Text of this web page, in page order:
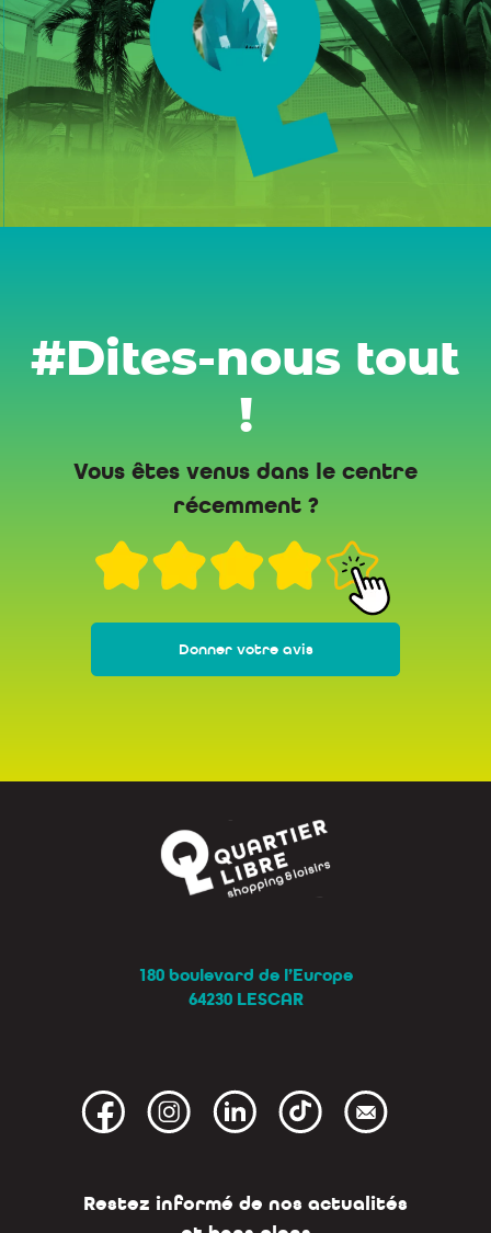
#Dites-nous tout
!
Vous êtes venus dans le centre
récemment ?
Donner votre avis
180 boulevard de l’Europe
64230 LESCAR
Restez informé de nos actualités